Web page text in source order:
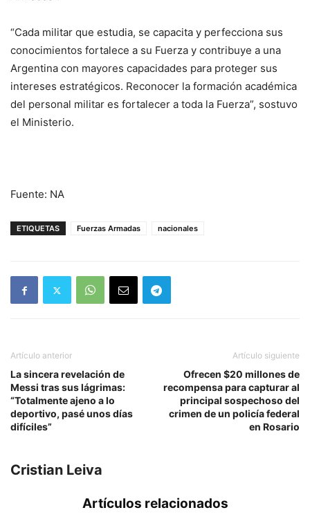
“Cada militar que estudia, se capacita y perfecciona sus
conocimientos fortalece a su Fuerza y contribuye a una
Argentina con mayores capacidades para proteger sus
intereses estratégicos. Reconocer la formación académica
del personal militar es fortalecer a toda la Fuerza”, sostuvo
el Ministerio.
Fuente: NA
ETIQUETAS Fuerzas Armadas nacionales
Artículo anterior
La sincera revelación de
Messi tras sus lágrimas:
“Totalmente ajeno a lo
deportivo, pasé unos días
difíciles”
Artículo siguiente
Ofrecen $20 millones de
recompensa para capturar al
principal sospechoso del
crimen de un policía federal
en Rosario
Cristian Leiva
Artículos relacionados